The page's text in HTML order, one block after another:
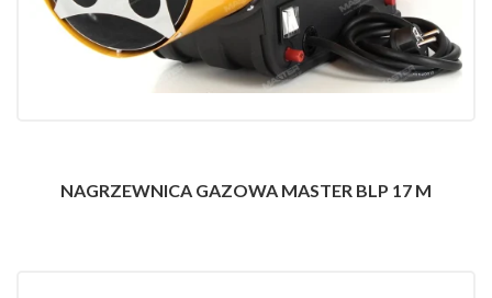
NAGRZEWNICA GAZOWA MASTER BLP 17 M